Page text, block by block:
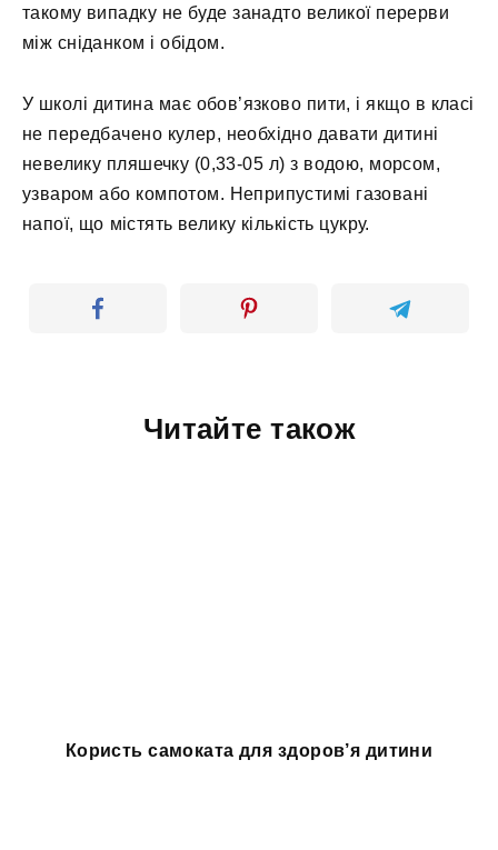
такому випадку не буде занадто великої перерви
між сніданком і обідом.
У школі дитина має обов’язково пити, і якщо в класі
не передбачено кулер, необхідно давати дитині
невелику пляшечку (0,33-05 л) з водою, морсом,
узваром або компотом. Неприпустимі газовані
напої, що містять велику кількість цукру.
Читайте також
Користь самоката для здоров’я дитини